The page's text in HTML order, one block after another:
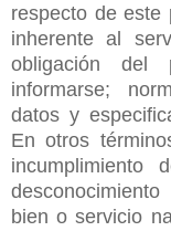
respecto de este
inherente al
obligación del
informarse;
datos y
En otros
incumplimiento
bien o servicio